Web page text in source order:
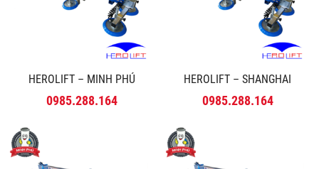
HEROLIFT – MINH PHÚ
0985.288.164
HEROLIFT – SHANGHAI
0985.288.164